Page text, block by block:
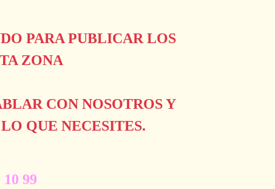
PARA PUBLICAR LOS
ZONA
CON NOSOTROS Y
QUE NECESITES.
10 99